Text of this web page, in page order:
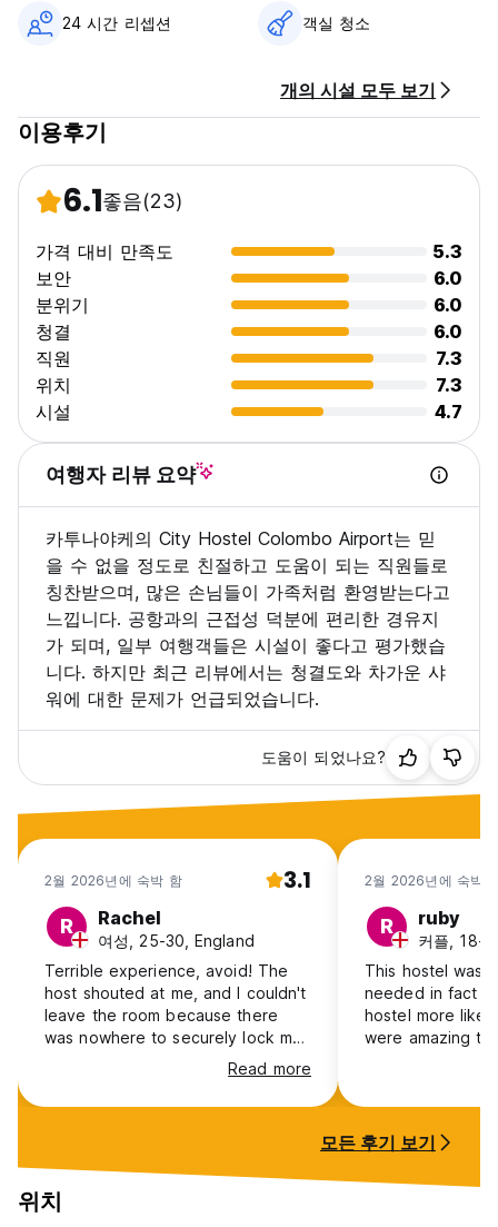
24 시간 리셉션 객실 청소
개의 시설 모두 보기
이용후기
6.1좋음(23)
가격 대비 만족도
5.3
보안
6.0
분위기
6.0
청결
6.0
직원
7.3
위치
7.3
시설
4.7
여행자 리뷰 요약
카투나야케의 City Hostel Colombo Airport는 믿
을 수 없을 정도로 친절하고 도움이 되는 직원들로
칭찬받으며, 많은 손님들이 가족처럼 환영받는다고
느낍니다. 공항과의 근접성 덕분에 편리한 경유지
가 되며, 일부 여행객들은 시설이 좋다고 평가했습
니다. 하지만 최근 리뷰에서는 청결도와 차가운 샤
워에 대한 문제가 언급되었습니다.
도움이 되었나요?
2월 2026년에 숙박 함 3.1
R Rachel
여성, 25-30, England
Terrible experience, avoid! The
host shouted at me, and I couldn't
leave the room because there
was nowhere to securely lock my
items in a shared room. Therefore
I was stuck in the room waiting for
my flight, unable to get help from
conditioning (there's no air
conditioning in shared rooms,
contrary to what the listing says
Read more
2월 2026년에 숙박
R ruby
커플, 18-
This hostel was
needed in fact I
hostel more like
were amazing
traveler who
what I needed!!
모든 후기 보기
위치